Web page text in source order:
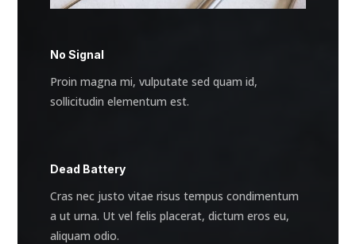
No Signal
Proin magna mi, vulputate sed quam id,
sollicitudin elementum est.
Dead Battery
Cras nec justo vitae risus tempus condimentum
a ut urna. Ut vel felis placerat, dictum eros eu,
aliquam odio.